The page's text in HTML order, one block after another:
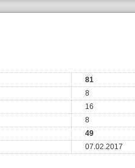
81
8
16
8
49
07.02.2017